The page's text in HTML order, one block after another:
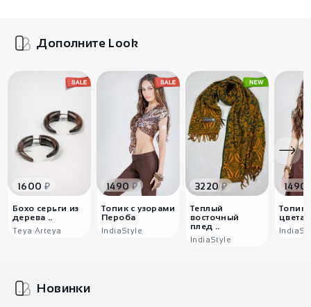
современным материалам бордовый комбинезон
Дополните Look
1600 ₽
Бохо серьги из
дерева ..
Teya Arteya
1490 ₽
Топик с узорами
Пероба
IndiaStyle
3220₽
Теплый
восточный
плед ..
IndiaStyle
1490
Топик
Новинки